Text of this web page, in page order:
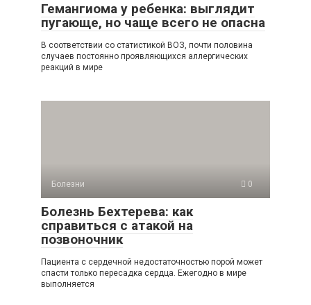
Гемангиома у ребенка: выглядит
пугающе, но чаще всего не опасна
В соответствии со статистикой ВОЗ, почти половина
случаев постоянно проявляющихся аллергических
реакций в мире
Болезни 0
Болезнь Бехтерева: как
справиться с атакой на
позвоночник
Пациента с сердечной недостаточностью порой может
спасти только пересадка сердца. Ежегодно в мире
выполняется